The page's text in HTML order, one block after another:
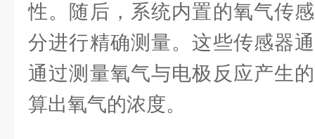
性。随后，系统内置的氧气传
分进行精确测量。这些传感器
通过测量氧气与电极反应产生
算出氧气的浓度。